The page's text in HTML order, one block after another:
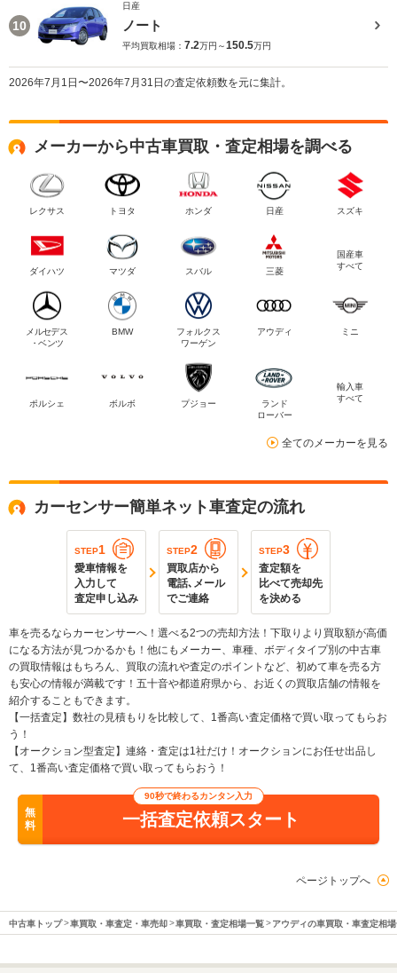
10
日産
ノート
平均買取相場： 7.2万円～150.5万円
2026年7月1日〜2026年7月31日の査定依頼数を元に集計。
メーカーから中古車買取・査定相場を調べる
レクサス トヨタ ホンダ 日産 スズキ
ダイハツ マツダ スバル 三菱
国産車
すべて
メルセデス
・ベンツ
BMW
フォルクス
ワーゲン
アウディ ミニ
ポルシェ ボルボ プジョー
ランド
ローバー
輸入車
すべて
全てのメーカーを見る
カーセンサー簡単ネット車査定の流れ
STEP1
愛車情報を
入力して
査定申し込み
STEP2
買取店から
電話､メール
でご連絡
STEP3
査定額を
比べて売却先
を決める
車を売るならカーセンサーへ！選べる2つの売却方法！下取りより買取額が高価
になる方法が見つかるかも！他にもメーカー、車種、ボディタイプ別の中古車
の買取情報はもちろん、買取の流れや査定のポイントなど、初めて車を売る方
も安心の情報が満載です！五十音や都道府県から、お近くの買取店舗の情報を
紹介することもできます。
【一括査定】数社の見積もりを比較して、1番高い査定価格で買い取ってもらお
う！
【オークション型査定】連絡・査定は1社だけ！オークションにお任せ出品し
て、1番高い査定価格で買い取ってもらおう！
無
料
90秒で終わるカンタン入力
一括査定依頼スタート
ページトップへ
中古車トップ 車買取・車査定・車売却 車買取・査定相場一覧 アウディの車買取・車査定相